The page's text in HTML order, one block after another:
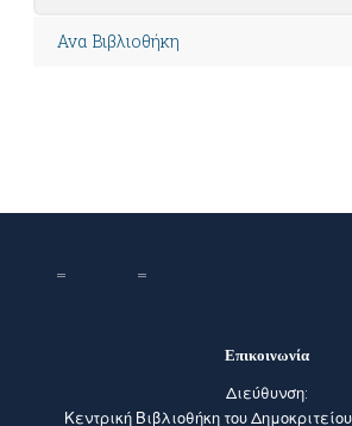
Ανα Βιβλιοθήκη
Επικοινωνία
Διεύθυνση:
Κεντρική Βιβλιοθήκη του